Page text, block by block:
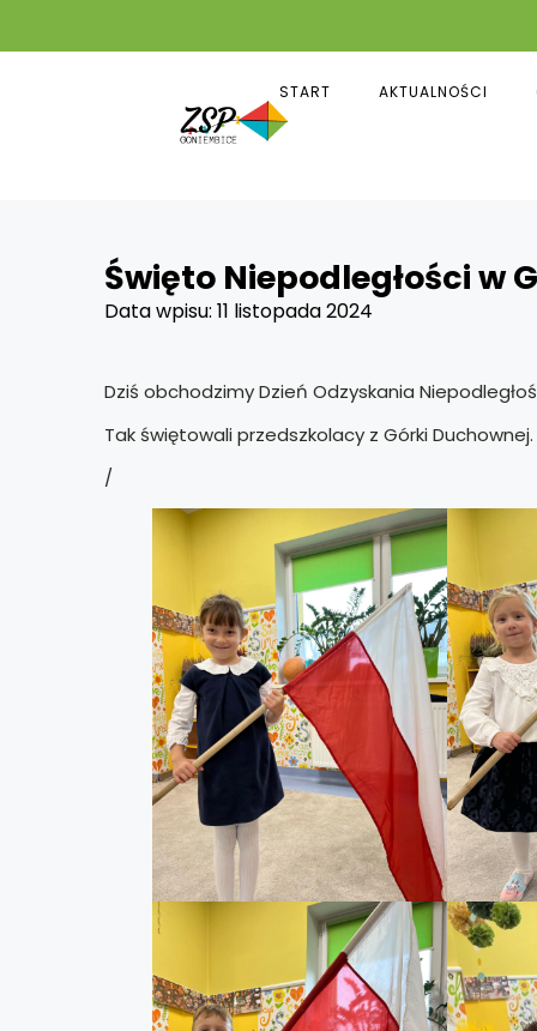
START AKTUALNOŚCI
Święto Niepodległości w
Data wpisu:11 listopada 2024
Dziś obchodzimy Dzień Odzyskania
Tak świętowali przedszkolacy z Górki Duchownej.
/